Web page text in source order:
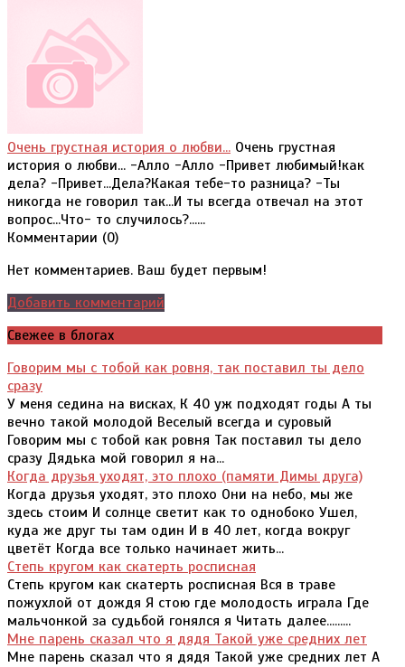
Очень грустная история о любви... Очень грустная
история о любви... -Алло -Алло -Привет любимый!как
дела? -Привет...Дела?Какая тебе-то разница? -Ты
никогда не говорил так...И ты всегда отвечал на этот
вопрос...Что- то случилось?......
Комментарии (0)
Нет комментариев. Ваш будет первым!
Добавить комментарий
Свежее в блогах
Говорим мы с тобой как ровня, так поставил ты дело
сразу
У меня седина на висках, К 40 уж подходят годы А ты
вечно такой молодой Веселый всегда и суровый
Говорим мы с тобой как ровня Так поставил ты дело
сразу Дядька мой говорил я на...
Когда друзья уходят, это плохо (памяти Димы друга)
Когда друзья уходят, это плохо Они на небо, мы же
здесь стоим И солнце светит как то однобоко Ушел,
куда же друг ты там один И в 40 лет, когда вокруг
цветёт Когда все только начинает жить...
Степь кругом как скатерть росписная
Степь кругом как скатерть росписная Вся в траве
пожухлой от дождя Я стою где молодость играла Где
мальчонкой за судьбой гонялся я Читать далее.........
Мне парень сказал что я дядя Такой уже средних лет
Мне парень сказал что я дядя Такой уже средних лет А